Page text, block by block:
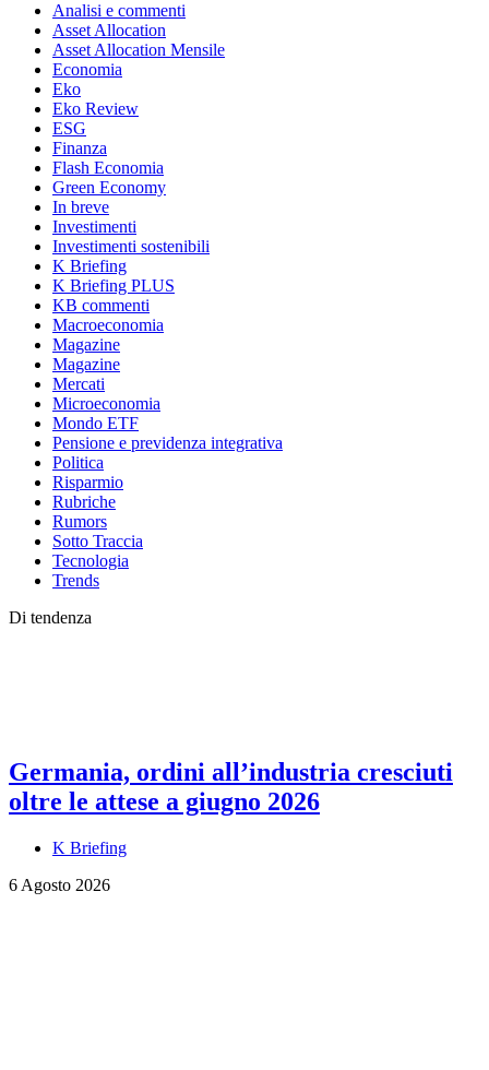
Analisi e commenti
Asset Allocation
Asset Allocation Mensile
Economia
Eko
Eko Review
ESG
Finanza
Flash Economia
Green Economy
In breve
Investimenti
Investimenti sostenibili
K Briefing
K Briefing PLUS
KB commenti
Macroeconomia
Magazine
Magazine
Mercati
Microeconomia
Mondo ETF
Pensione e previdenza integrativa
Politica
Risparmio
Rubriche
Rumors
Sotto Traccia
Tecnologia
Trends
Di tendenza
Germania, ordini all’industria cresciuti
oltre le attese a giugno 2026
K Briefing
6 Agosto 2026